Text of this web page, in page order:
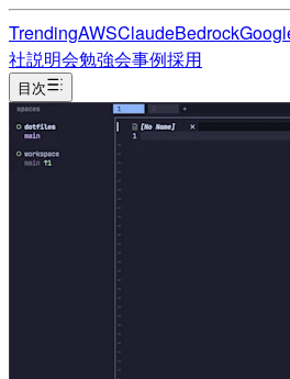
TrendingAWSClaudeBedrock
社説明会勉強会事例採用
目次